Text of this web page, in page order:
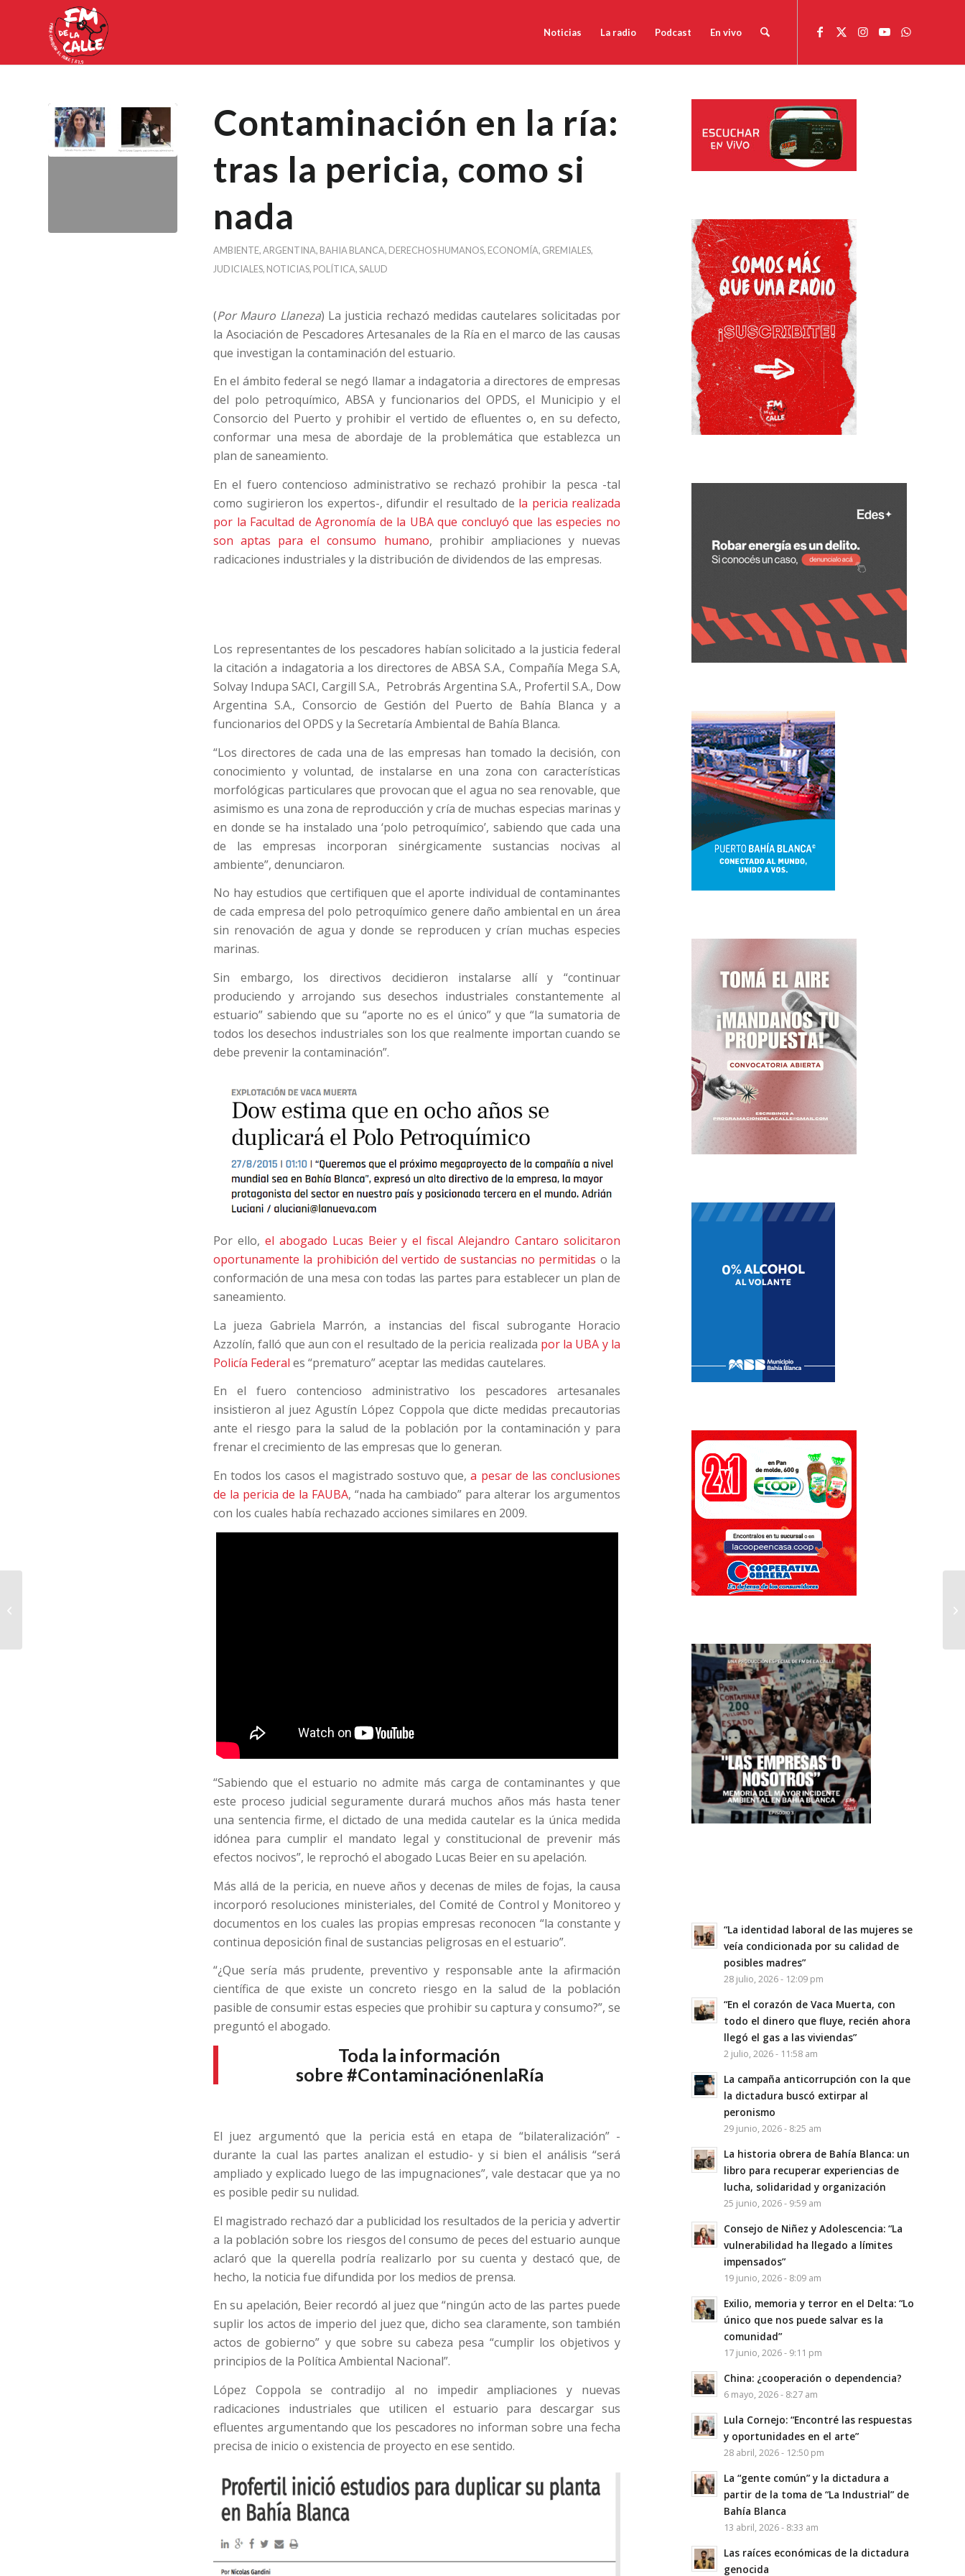
Noticias La radio Podcast En vivo
Contaminación en la ría:
tras la pericia, como si
nada
AMBIENTE,ARGENTINA, BAHIA BLANCA, DERECHOS HUMANOS, ECONOMÍA, GREMIALES,
JUDICIALES, NOTICIAS, POLÍTICA,SALUD
(Por Mauro Llaneza) La justicia rechazó medidas cautelares solicitadas por
la Asociación de Pescadores Artesanales de la Ría en el marco de las causas
que investigan la contaminación del estuario.
En el ámbito federal se negó llamar a indagatoria a directores de empresas
del polo petroquímico, ABSA y funcionarios del OPDS, el Municipio y el
Consorcio del Puerto y prohibir el vertido de efluentes o, en su defecto,
conformar una mesa de abordaje de la problemática que establezca un
plan de saneamiento.
En el fuero contencioso administrativo se rechazó prohibir la pesca -tal
como sugirieron los expertos-, difundir el resultado de la pericia realizada
por la Facultad de Agronomía de la UBA que concluyó que las especies no
son aptas para el consumo humano, prohibir ampliaciones y nuevas
radicaciones industriales y la distribución de dividendos de las empresas.
Los representantes de los pescadores habían solicitado a la justicia federal
la citación a indagatoria a los directores de ABSA S.A., Compañía Mega S.A,
Solvay Indupa SACI, Cargill S.A., Petrobrás Argentina S.A., Profertil S.A., Dow
Argentina S.A., Consorcio de Gestión del Puerto de Bahía Blanca y a
funcionarios del OPDS y la Secretaría Ambiental de Bahía Blanca.
“Los directores de cada una de las empresas han tomado la decisión, con
conocimiento y voluntad, de instalarse en una zona con características
morfológicas particulares que provocan que el agua no sea renovable, que
asimismo es una zona de reproducción y cría de muchas especias marinas y
en donde se ha instalado una ‘polo petroquímico’, sabiendo que cada una
de las empresas incorporan sinérgicamente sustancias nocivas al
ambiente”, denunciaron.
No hay estudios que certifiquen que el aporte individual de contaminantes
de cada empresa del polo petroquímico genere daño ambiental en un área
sin renovación de agua y donde se reproducen y crían muchas especies
marinas.
Sin embargo, los directivos decidieron instalarse allí y “continuar
produciendo y arrojando sus desechos industriales constantemente al
estuario” sabiendo que su “aporte no es el único” y que “la sumatoria de
todos los desechos industriales son los que realmente importan cuando se
debe prevenir la contaminación”.
Por ello, el abogado Lucas Beier y el fiscal Alejandro Cantaro solicitaron
oportunamente la prohibición del vertido de sustancias no permitidas o la
conformación de una mesa con todas las partes para establecer un plan de
saneamiento.
La jueza Gabriela Marrón, a instancias del fiscal subrogante Horacio
Azzolín, falló que aun con el resultado de la pericia realizada por la UBA y la
Policía Federal es “prematuro” aceptar las medidas cautelares.
En el fuero contencioso administrativo los pescadores artesanales
insistieron al juez Agustín López Coppola que dicte medidas precautorias
ante el riesgo para la salud de la población por la contaminación y para
frenar el crecimiento de las empresas que lo generan.
En todos los casos el magistrado sostuvo que,a pesar de las conclusiones
de la pericia de la FAUBA, “nada ha cambiado” para alterar los argumentos
con los cuales había rechazado acciones similares en 2009.
“Sabiendo que el estuario no admite más carga de contaminantes y que
este proceso judicial seguramente durará muchos años más hasta tener
una sentencia firme, el dictado de una medida cautelar es la única medida
idónea para cumplir el mandato legal y constitucional de prevenir más
efectos nocivos”, le reprochó el abogado Lucas Beier en su apelación.
Más allá de la pericia, en nueve años y decenas de miles de fojas, la causa
incorporó resoluciones ministeriales, del Comité de Control y Monitoreo y
documentos en los cuales las propias empresas reconocen “la constante y
continua deposición final de sustancias peligrosas en el estuario”.
“¿Que sería más prudente, preventivo y responsable ante la afirmación
científica de que existe un concreto riesgo en la salud de la población
pasible de consumir estas especies que prohibir su captura y consumo?”, se
preguntó el abogado.
Toda la información
sobre #ContaminaciónenlaRía
El juez argumentó que la pericia está en etapa de “bilateralización” -
durante la cual las partes analizan el estudio- y si bien el análisis “será
ampliado y explicado luego de las impugnaciones”, vale destacar que ya no
es posible pedir su nulidad.
El magistrado rechazó dar a publicidad los resultados de la pericia y advertir
a la población sobre los riesgos del consumo de peces del estuario aunque
aclaró que la querella podría realizarlo por su cuenta y destacó que, de
hecho, la noticia fue difundida por los medios de prensa.
En su apelación, Beier recordó al juez que “ningún acto de las partes puede
suplir los actos de imperio del juez que, dicho sea claramente, son también
actos de gobierno” y que sobre su cabeza pesa “cumplir los objetivos y
principios de la Política Ambiental Nacional”.
López Coppola se contradijo al no impedir ampliaciones y nuevas
radicaciones industriales que utilicen el estuario para descargar sus
efluentes argumentando que los pescadores no informan sobre una fecha
precisa de inicio o existencia de proyecto en ese sentido.
“La identidad laboral de las mujeres se
veía condicionada por su calidad de
posibles madres”
28 julio, 2026 - 12:09 pm
“En el corazón de Vaca Muerta, con
todo el dinero que fluye, recién ahora
llegó el gas a las viviendas”
2 julio, 2026 - 11:58 am
La campaña anticorrupción con la que
la dictadura buscó extirpar al
peronismo
29 junio, 2026 - 8:25 am
La historia obrera de Bahía Blanca: un
libro para recuperar experiencias de
lucha, solidaridad y organización
25 junio, 2026 - 9:59 am
Consejo de Niñez y Adolescencia: “La
vulnerabilidad ha llegado a límites
impensados”
19 junio, 2026 - 8:09 am
Exilio, memoria y terror en el Delta: “Lo
único que nos puede salvar es la
comunidad”
17 junio, 2026 - 9:11 pm
China: ¿cooperación o dependencia?
6 mayo, 2026 - 8:27 am
Lula Cornejo: “Encontré las respuestas
y oportunidades en el arte”
28 abril, 2026 - 12:50 pm
La “gente común” y la dictadura a
partir de la toma de “La Industrial” de
Bahía Blanca
13 abril, 2026 - 8:33 am
Las raíces económicas de la dictadura
genocida